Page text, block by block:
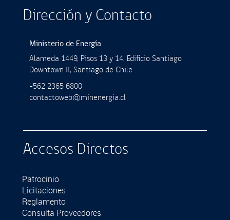
Dirección y Contacto
Ministerio de Energía
Alameda 1449, Pisos 13 y 14, Ediﬁcio Santiago
Downtown II, Santiago de Chile
+562 2365 6800
contactoweb@minenergia.cl
Accesos Directos
Patrocinio
Licitaciones
Reglamento
Consulta Proveedores